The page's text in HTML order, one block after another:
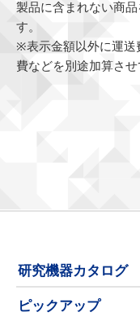
製品に含まれない商
す。
※表示金額以外に運送
費などを別途加算さ
研究機器カタログ
ピックアップ